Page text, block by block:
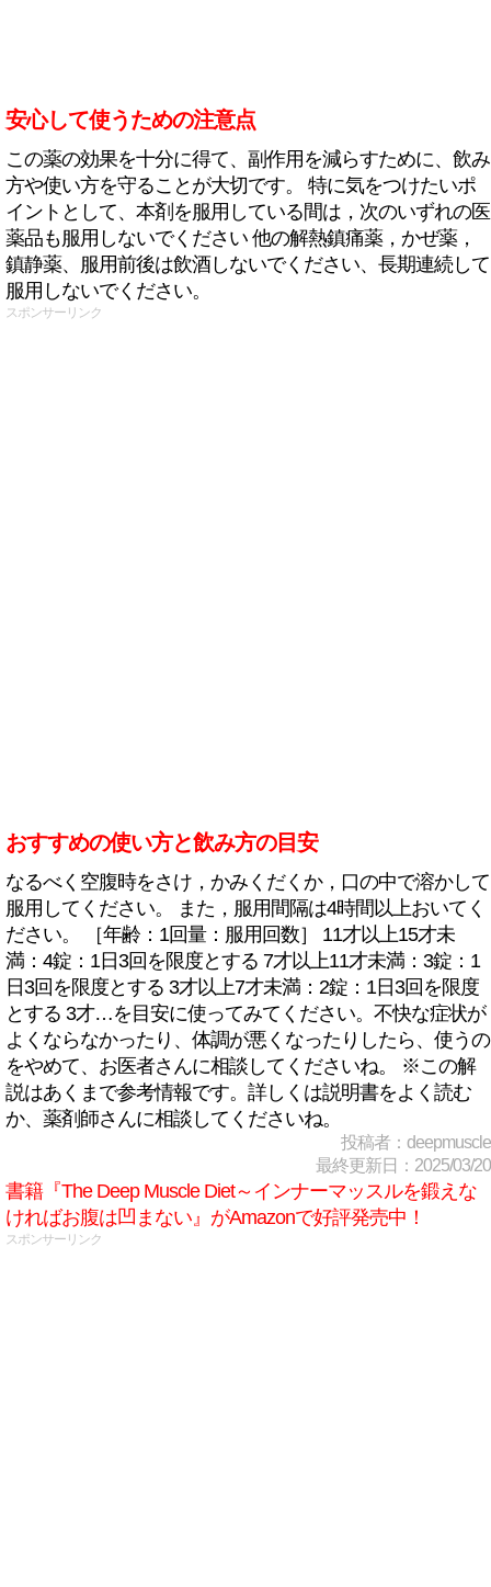
安心して使うための注意点
この薬の効果を十分に得て、副作用を減らすために、飲み
方や使い方を守ることが大切です。 特に気をつけたいポ
イントとして、本剤を服用している間は，次のいずれの医
薬品も服用しないでください 他の解熱鎮痛薬，かぜ薬，
鎮静薬、服用前後は飲酒しないでください、長期連続して
服用しないでください。
スポンサーリンク
おすすめの使い方と飲み方の目安
なるべく空腹時をさけ，かみくだくか，口の中で溶かして
服用してください。 また，服用間隔は4時間以上おいてく
ださい。 ［年齢：1回量：服用回数］ 11才以上15才未
満：4錠：1日3回を限度とする 7才以上11才未満：3錠：1
日3回を限度とする 3才以上7才未満：2錠：1日3回を限度
とする 3才…を目安に使ってみてください。不快な症状が
よくならなかったり、体調が悪くなったりしたら、使うの
をやめて、お医者さんに相談してくださいね。 ※この解
説はあくまで参考情報です。詳しくは説明書をよく読む
か、薬剤師さんに相談してくださいね。
投稿者：deepmuscle
最終更新日：2025/03/20
書籍『The Deep Muscle Diet～インナーマッスルを鍛えな
ければお腹は凹まない』がAmazonで好評発売中！
スポンサーリンク